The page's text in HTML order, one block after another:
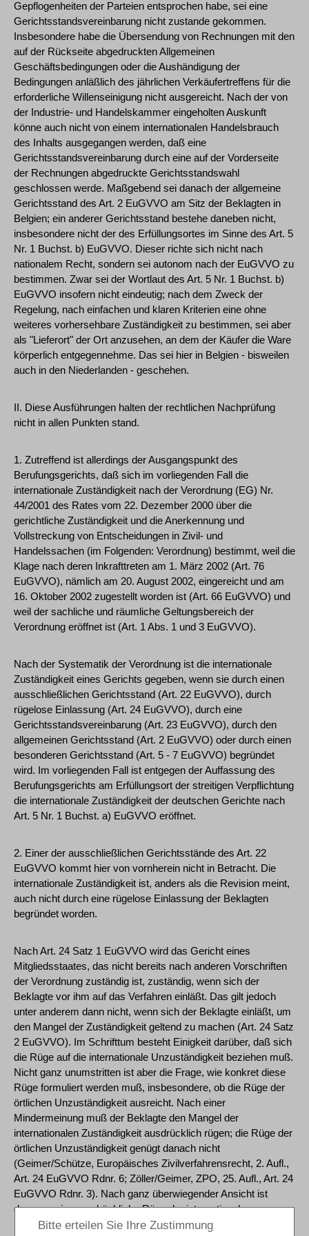
Gepflogenheiten der Parteien entsprochen habe, sei eine
Gerichtsstandsvereinbarung nicht zustande gekommen.
Insbesondere habe die Übersendung von Rechnungen mit den
auf der Rückseite abgedruckten Allgemeinen
Geschäftsbedingungen oder die Aushändigung der
Bedingungen anläßlich des jährlichen Verkäufertreffens für die
erforderliche Willenseinigung nicht ausgereicht. Nach der von
der Industrie- und Handelskammer eingeholten Auskunft
könne auch nicht von einem internationalen Handelsbrauch
des Inhalts ausgegangen werden, daß eine
Gerichtsstandsvereinbarung durch eine auf der Vorderseite
der Rechnungen abgedruckte Gerichtsstandswahl
geschlossen werde. Maßgebend sei danach der allgemeine
Gerichtsstand des Art. 2 EuGVVO am Sitz der Beklagten in
Belgien; ein anderer Gerichtsstand bestehe daneben nicht,
insbesondere nicht der des Erfüllungsortes im Sinne des Art. 5
Nr. 1 Buchst. b) EuGVVO. Dieser richte sich nicht nach
nationalem Recht, sondern sei autonom nach der EuGVVO zu
bestimmen. Zwar sei der Wortlaut des Art. 5 Nr. 1 Buchst. b)
EuGVVO insofern nicht eindeutig; nach dem Zweck der
Regelung, nach einfachen und klaren Kriterien eine ohne
weiteres vorhersehbare Zuständigkeit zu bestimmen, sei aber
als "Lieferort" der Ort anzusehen, an dem der Käufer die Ware
körperlich entgegennehme. Das sei hier in Belgien - bisweilen
auch in den Niederlanden - geschehen.
II. Diese Ausführungen halten der rechtlichen Nachprüfung
nicht in allen Punkten stand.
1. Zutreffend ist allerdings der Ausgangspunkt des
Berufungsgerichts, daß sich im vorliegenden Fall die
internationale Zuständigkeit nach der Verordnung (EG) Nr.
44/2001 des Rates vom 22. Dezember 2000 über die
gerichtliche Zuständigkeit und die Anerkennung und
Vollstreckung von Entscheidungen in Zivil- und
Handelssachen (im Folgenden: Verordnung) bestimmt, weil die
Klage nach deren Inkrafttreten am 1. März 2002 (Art. 76
EuGVVO), nämlich am 20. August 2002, eingereicht und am
16. Oktober 2002 zugestellt worden ist (Art. 66 EuGVVO) und
weil der sachliche und räumliche Geltungsbereich der
Verordnung eröffnet ist (Art. 1 Abs. 1 und 3 EuGVVO).
Nach der Systematik der Verordnung ist die internationale
Zuständigkeit eines Gerichts gegeben, wenn sie durch einen
ausschließlichen Gerichtsstand (Art. 22 EuGVVO), durch
rügelose Einlassung (Art. 24 EuGVVO), durch eine
Gerichtsstandsvereinbarung (Art. 23 EuGVVO), durch den
allgemeinen Gerichtsstand (Art. 2 EuGVVO) oder durch einen
besonderen Gerichtsstand (Art. 5 - 7 EuGVVO) begründet
wird. Im vorliegenden Fall ist entgegen der Auffassung des
Berufungsgerichts am Erfüllungsort der streitigen Verpflichtung
die internationale Zuständigkeit der deutschen Gerichte nach
Art. 5 Nr. 1 Buchst. a) EuGVVO eröffnet.
2. Einer der ausschließlichen Gerichtsstände des Art. 22
EuGVVO kommt hier von vornherein nicht in Betracht. Die
internationale Zuständigkeit ist, anders als die Revision meint,
auch nicht durch eine rügelose Einlassung der Beklagten
begründet worden.
Nach Art. 24 Satz 1 EuGVVO wird das Gericht eines
Mitgliedsstaates, das nicht bereits nach anderen Vorschriften
der Verordnung zuständig ist, zuständig, wenn sich der
Beklagte vor ihm auf das Verfahren einläßt. Das gilt jedoch
unter anderem dann nicht, wenn sich der Beklagte einläßt, um
den Mangel der Zuständigkeit geltend zu machen (Art. 24 Satz
2 EuGVVO). Im Schrifttum besteht Einigkeit darüber, daß sich
die Rüge auf die internationale Unzuständigkeit beziehen muß.
Nicht ganz unumstritten ist aber die Frage, wie konkret diese
Rüge formuliert werden muß, insbesondere, ob die Rüge der
örtlichen Unzuständigkeit ausreicht. Nach einer
Mindermeinung muß der Beklagte den Mangel der
internationalen Zuständigkeit ausdrücklich rügen; die Rüge der
örtlichen Unzuständigkeit genügt danach nicht
(Geimer/Schütze, Europäisches Zivilverfahrensrecht, 2. Aufl.,
Art. 24 EuGVVO Rdnr. 6; Zöller/Geimer, ZPO, 25. Aufl., Art. 24
EuGVVO Rdnr. 3). Nach ganz überwiegender Ansicht ist
dagegen eine ausdrückliche Rüge der internationalen
Unzuständigkeit entbehrlich; sie kann - was im Zweifel